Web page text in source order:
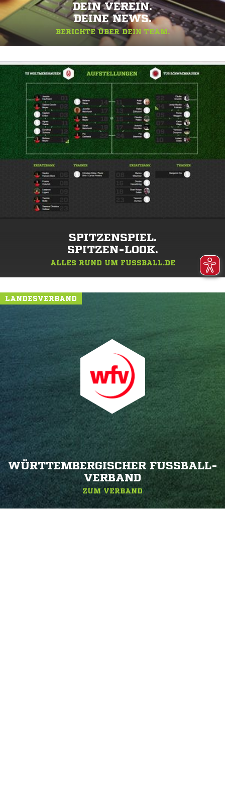
DEIN VEREIN.
DEINE NEWS.
BERICHTE ÜBER DEIN TEAM.
SPITZENSPIEL.
SPITZEN-LOOK.
ALLES RUND UM FUSSBALL.DE
LANDESVERBAND
WÜRTTEMBERGISCHER FUSSBALL-V
ERBAND
ZUM VERBAND